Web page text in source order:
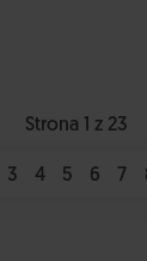
Strona 1 z 23
3 4 5 6 7